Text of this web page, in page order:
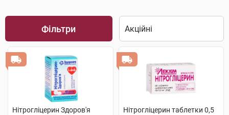
Фільтри
Нітрогліцерин Здоров'я
Нітрогліцерин таблетки 0,5